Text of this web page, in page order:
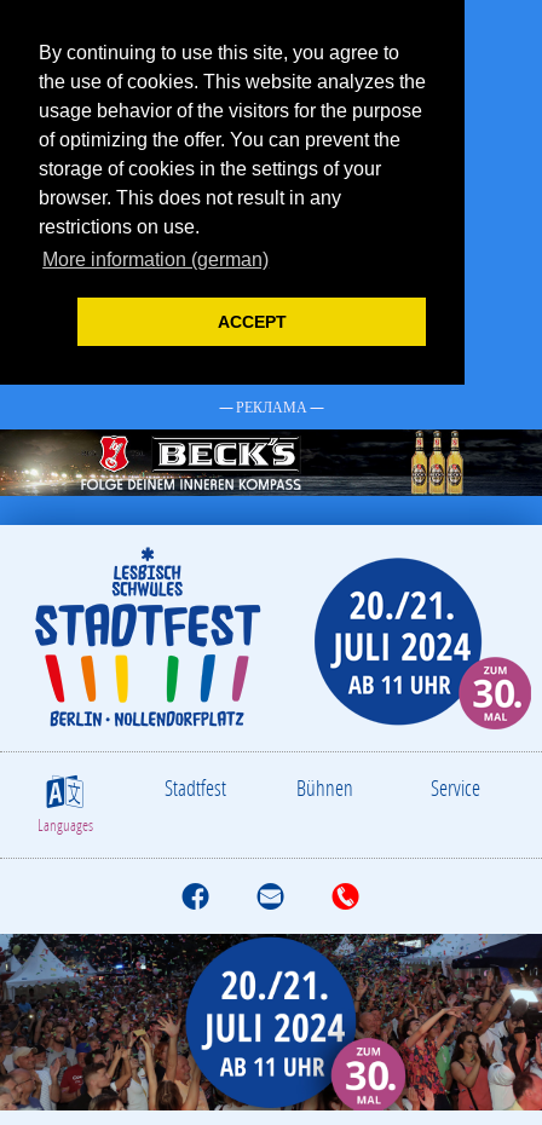
By continuing to use this site, you agree to
the use of cookies. This website analyzes the
usage behavior of the visitors for the purpose
of optimizing the offer. You can prevent the
storage of cookies in the settings of your
browser. This does not result in any
restrictions on use.
More information (german)
ACCEPT
— РЕКЛАМА —
S
Languages
Stadtfest Bühnen Service
f M T